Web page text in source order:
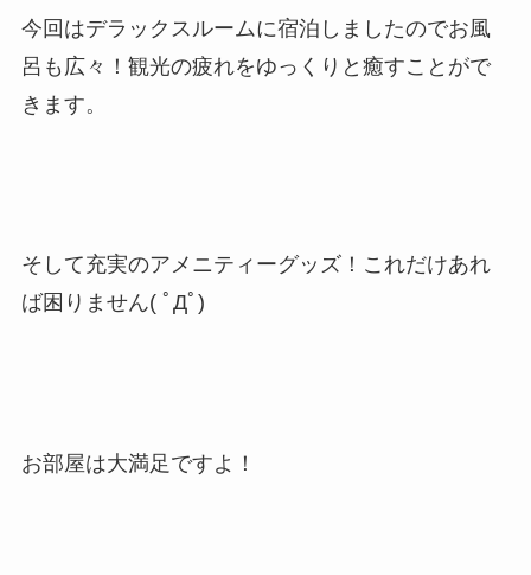
今回はデラックスルームに宿泊しましたのでお風
呂も広々！観光の疲れをゆっくりと癒すことがで
きます。
そして充実のアメニティーグッズ！これだけあれ
ば困りません( ﾟДﾟ)
お部屋は大満足ですよ！